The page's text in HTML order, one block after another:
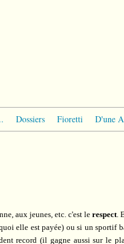
Dossiers Fioretti D'une
aux jeunes, etc. c'est le respect.
elle est payée) ou si un sportif
record (il gagne aussi sur le